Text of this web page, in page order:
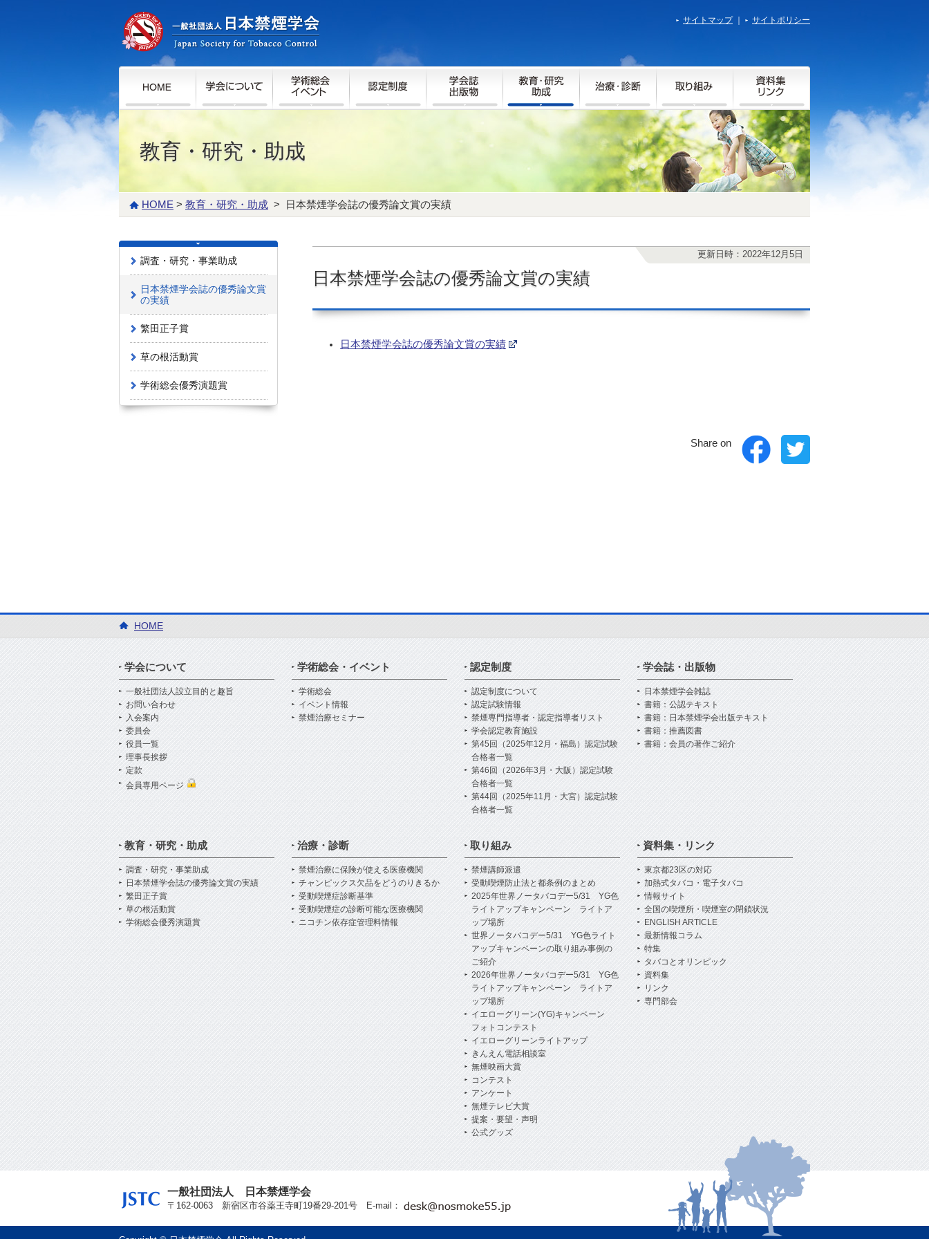
サイトマップ｜ サイトポリシー
教育・研究・助成
調査・研究・事業助成
日本禁煙学会誌の優秀論文賞
の実績
繁田正子賞
草の根活動賞
学術総会優秀演題賞
HOME > 教育・研究・助成 > 日本禁煙学会誌の優秀論文賞の実績
更新日時：2022年12月5日
日本禁煙学会誌の優秀論文賞の実績
日本禁煙学会誌の優秀論文賞の実績
Share on
HOME
学会について
一般社団法人設立目的と趣旨
お問い合わせ
入会案内
委員会
役員一覧
理事長挨拶
定款
会員専用ページ
学術総会・イベント
学術総会
イベント情報
禁煙治療セミナー
認定制度
認定制度について
認定試験情報
禁煙専門指導者・認定指導者リスト
学会認定教育施設
第45回（2025年12月・福島）認定試験
合格者一覧
第46回（2026年3月・大阪）認定試験
合格者一覧
第44回（2025年11月・大宮）認定試験
合格者一覧
学会誌・出版物
日本禁煙学会雑誌
書籍：公認テキスト
書籍：日本禁煙学会出版テキスト
書籍：推薦図書
書籍：会員の著作ご紹介
教育・研究・助成
調査・研究・事業助成
日本禁煙学会誌の優秀論文賞の実績
繁田正子賞
草の根活動賞
学術総会優秀演題賞
治療・診断
禁煙治療に保険が使える医療機関
チャンピックス欠品をどうのりきるか
受動喫煙症診断基準
受動喫煙症の診断可能な医療機関
ニコチン依存症管理料情報
取り組み
禁煙講師派遣
受動喫煙防止法と都条例のまとめ
2025年世界ノータバコデー5/31 YG色
ライトアップキャンペーン ライトア
ップ場所
世界ノータバコデー5/31 YG色ライト
アップキャンペーンの取り組み事例の
ご紹介
2026年世界ノータバコデー5/31 YG色
ライトアップキャンペーン ライトア
ップ場所
イエローグリーン(YG)キャンペーン
フォトコンテスト
イエローグリーンライトアップ
きんえん電話相談室
無煙映画大賞
コンテスト
アンケート
無煙テレビ大賞
提案・要望・声明
公式グッズ
資料集・リンク
東京都23区の対応
加熱式タバコ・電子タバコ
情報サイト
全国の喫煙所・喫煙室の閉鎖状況
ENGLISH ARTICLE
最新情報コラム
特集
タバコとオリンピック
資料集
リンク
専門部会
一般社団法人 日本禁煙学会
〒162-0063 新宿区市谷薬王寺町19番29-201号 E-mail：